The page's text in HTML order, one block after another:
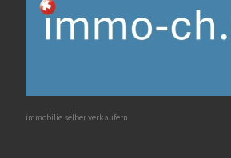
immobilie selber verkaufern